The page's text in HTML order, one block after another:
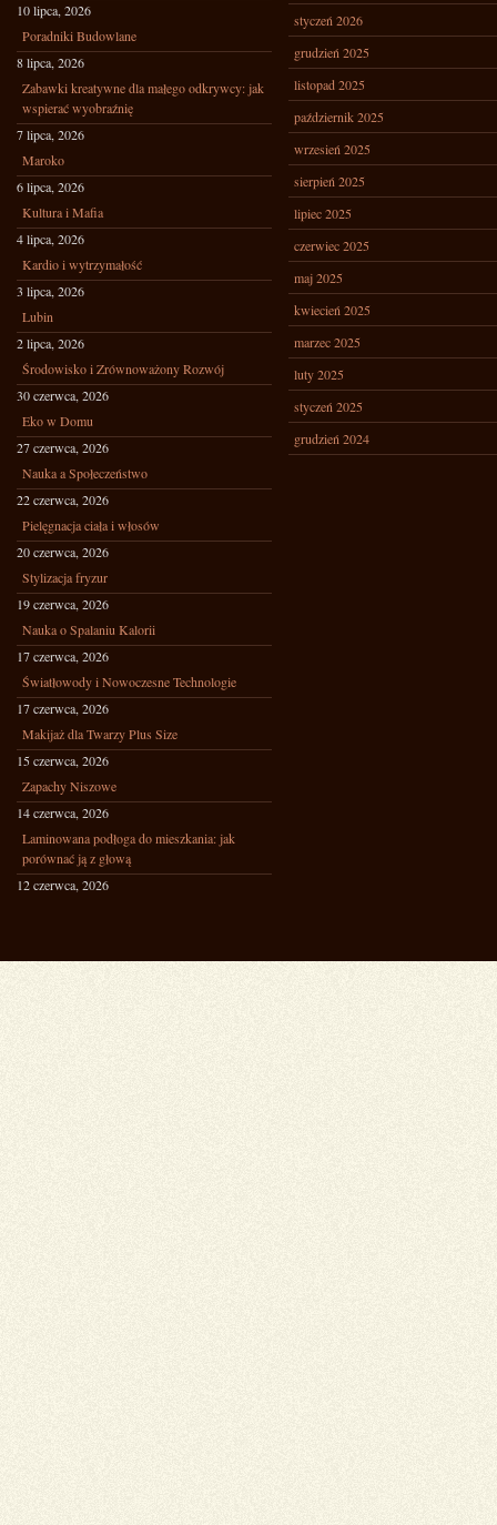
10 lipca, 2026
Poradniki Budowlane
8 lipca, 2026
Zabawki kreatywne dla małego odkrywcy: jak
wspierać wyobraźnię
7 lipca, 2026
Maroko
6 lipca, 2026
Kultura i Mafia
4 lipca, 2026
Kardio i wytrzymałość
3 lipca, 2026
Lubin
2 lipca, 2026
Środowisko i Zrównoważony Rozwój
30 czerwca, 2026
Eko w Domu
27 czerwca, 2026
Nauka a Społeczeństwo
22 czerwca, 2026
Pielęgnacja ciała i włosów
20 czerwca, 2026
Stylizacja fryzur
19 czerwca, 2026
Nauka o Spalaniu Kalorii
17 czerwca, 2026
Światłowody i Nowoczesne Technologie
17 czerwca, 2026
Makijaż dla Twarzy Plus Size
15 czerwca, 2026
Zapachy Niszowe
14 czerwca, 2026
Laminowana podłoga do mieszkania: jak
porównać ją z głową
12 czerwca, 2026
styczeń 2026
grudzień 2025
listopad 2025
październik 2025
wrzesień 2025
sierpień 2025
lipiec 2025
czerwiec 2025
maj 2025
kwiecień 2025
marzec 2025
luty 2025
styczeń 2025
grudzień 2024